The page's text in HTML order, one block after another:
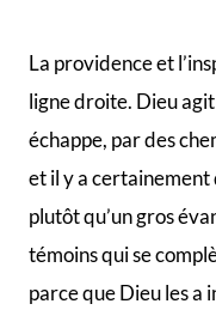
La providence et
ligne droite. Dieu
échappe, par des
et il y a certainement
plutôt qu’un gros
témoins qui se
parce que Dieu les a